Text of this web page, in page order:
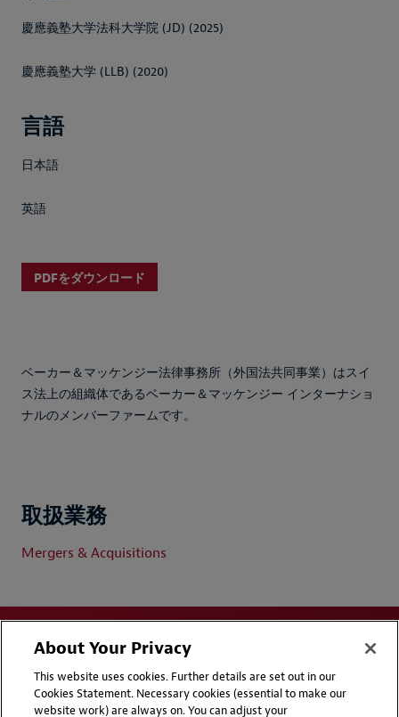
慶應義塾大学法科大学院 (JD) (2025)
慶應義塾大学 (LLB) (2020)
言語
日本語
英語
PDFをダウンロード
ベーカー＆マッケンジー法律事務所（外国法共同事業）はスイ
ス法上の組織体であるベーカー＆マッケンジー インターナショ
ナルのメンバーファームです。
取扱業務
Mergers & Acquisitions
About Your Privacy
This website uses cookies. Further details are set out in our
Cookies Statement. Necessary cookies (essential to make our
website work) are always on. You can adjust your